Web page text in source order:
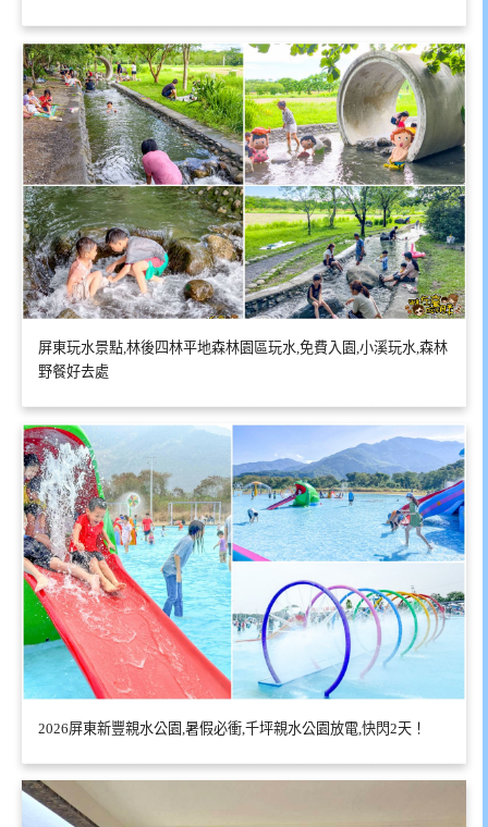
屏東玩水景點,林後四林平地森林園區玩水,免費入園,小溪玩水,森林
野餐好去處
2026屏東新豐親水公園,暑假必衝,千坪親水公園放電,快閃2天！